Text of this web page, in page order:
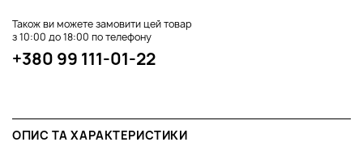
Також ви можете замовити цей товар
з 10:00 до 18:00 по телефону
+380 99 111-01-22
ОПИС ТА ХАРАКТЕРИСТИКИ